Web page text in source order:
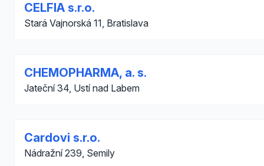
CELFIA s.r.o.
Stará Vajnorská 11, Bratislava
CHEMOPHARMA, a. s.
Jateční 34, Ustí nad Labem
Cardovi s.r.o.
Nádražní 239, Semily